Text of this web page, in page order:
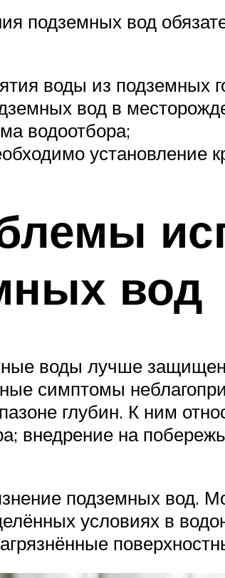
подземных вод
воды из подземных
вод в
водоотбора;
установление
вод
воды лучше
симптомы
глубин. К ним
внедрение на
подземных вод.
условиях в